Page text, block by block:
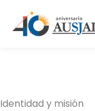
Identidad y misión